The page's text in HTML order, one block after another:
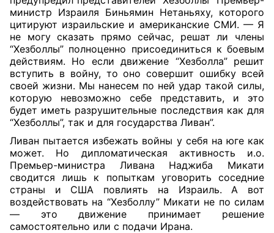
министр Израиля Биньямин Нетаньяху, которого
цитируют израильские и американские СМИ. — Я
не могу сказать прямо сейчас, решат ли члены
“Хезболлы” полноценно присоединиться к боевым
действиям. Но если движение “Хезболла” решит
вступить в войну, то оно совершит ошибку всей
своей жизни. Мы нанесем по ней удар такой силы,
которую невозможно себе представить, и это
будет иметь разрушительные последствия как для
“Хезболлы”, так и для государства Ливан”.
Ливан пытается избежать войны у себя на юге как
может. Но дипломатическая активность и.о.
Премьер-министра Ливана Наджиба Микати
сводится лишь к попыткам уговорить соседние
страны и США повлиять на Израиль. А вот
воздействовать на “Хезболлу” Микати не по силам
— это движение принимает решение
самостоятельно или с подачи Ирана.